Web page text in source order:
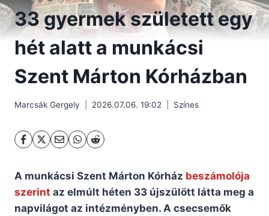
33 gyermek született egy
hét alatt a munkácsi
Szent Márton Kórházban
Marcsák Gergely 2026.07.06. 19:02 Színes
A munkácsi Szent Márton Kórház beszámolója
szerint az elmúlt héten 33 újszülött látta meg a
napvilágot az intézményben. A csecsemők